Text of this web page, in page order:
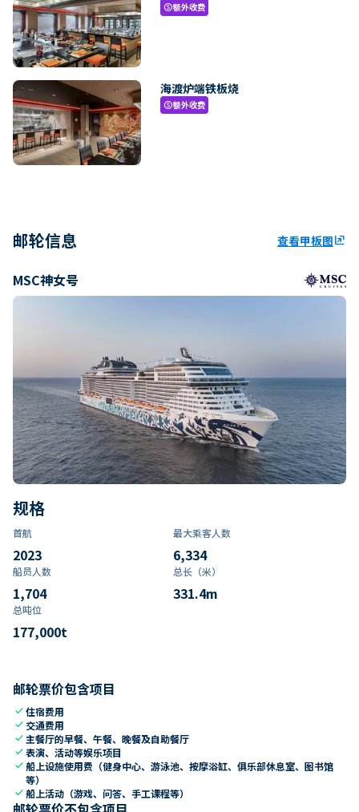
paid额外收费
海渡炉端铁板烧
paid额外收费
邮轮信息 查看甲板图ungroup
MSC神女号
规格
首航
2023
最大乘客人数
6,334
船员人数
1,704
总长（米）
331.4m
总吨位
177,000t
邮轮票价包含项目
check住宿费用
check 交通费用
check 主餐厅的早餐、午餐、晚餐及自助餐厅
check表演、活动等娱乐项目
check船上设施使用费（健身中心、游泳池、按摩浴缸、俱乐部休息室、图书馆
等）
check船上活动（游戏、问答、手工课程等）